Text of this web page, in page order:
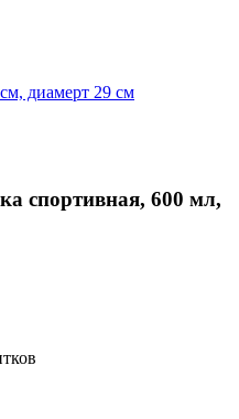
диамерт 29 см
спортивная, 600 мл,